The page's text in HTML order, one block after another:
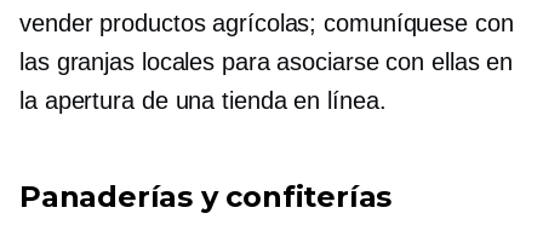
vender productos agrícolas; comuníquese con
las granjas locales para asociarse con ellas en
la apertura de una tienda en línea.
Panaderías y confiterías